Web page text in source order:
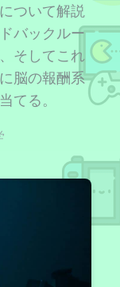
ついて解説
バックルー
そしてこれ
脳の報酬系
てる。